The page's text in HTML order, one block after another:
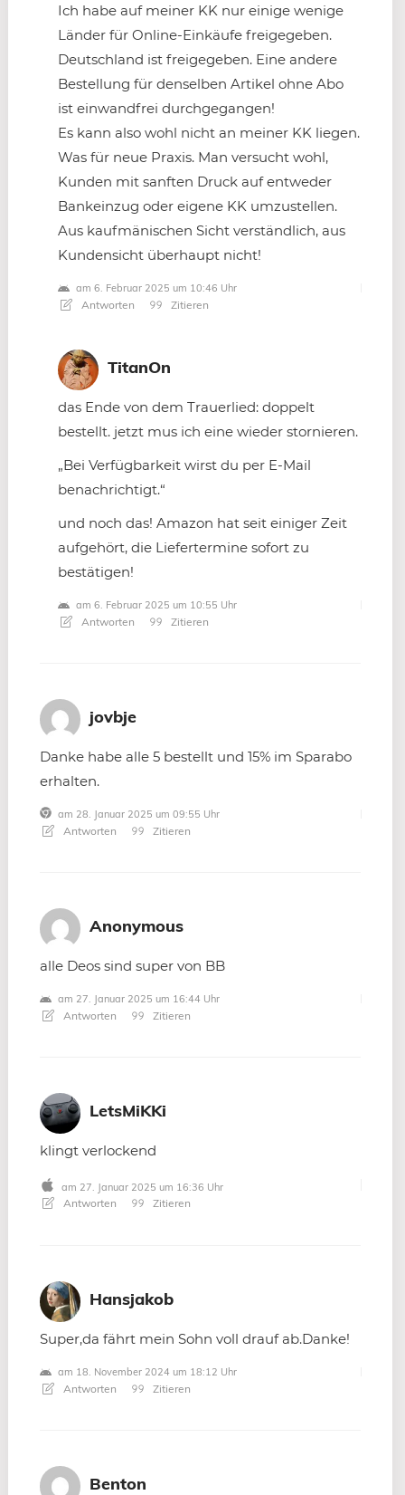
Ich habe auf meiner KK nur einige wenige
Länder für Online-Einkäufe freigegeben.
Deutschland ist freigegeben. Eine andere
Bestellung für denselben Artikel ohne Abo
ist einwandfrei durchgegangen!
Es kann also wohl nicht an meiner KK liegen.
Was für neue Praxis. Man versucht wohl,
Kunden mit sanften Druck auf entweder
Bankeinzug oder eigene KK umzustellen.
Aus kaufmänischen Sicht verständlich, aus
Kundensicht überhaupt nicht!
am 6. Februar 2025 um 10:46 Uhr
Antworten Zitieren
TitanOn
das Ende von dem Trauerlied: doppelt
bestellt. jetzt mus ich eine wieder stornieren.
„Bei Verfügbarkeit wirst du per E-Mail
benachrichtigt.“
und noch das! Amazon hat seit einiger Zeit
aufgehört, die Liefertermine sofort zu
bestätigen!
am 6. Februar 2025 um 10:55 Uhr
Antworten Zitieren
jovbje
Danke habe alle 5 bestellt und 15% im Sparabo
erhalten.
am 28. Januar 2025 um 09:55 Uhr
Antworten Zitieren
Anonymous
alle Deos sind super von BB
am 27. Januar 2025 um 16:44 Uhr
Antworten Zitieren
LetsMiKKi
klingt verlockend
am 27. Januar 2025 um 16:36 Uhr
Antworten Zitieren
Hansjakob
Super,da fährt mein Sohn voll drauf ab.Danke!
am 18. November 2024 um 18:12 Uhr
Antworten Zitieren
Benton